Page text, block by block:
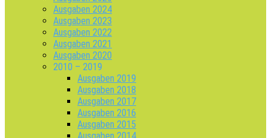
Ausgaben 2024
Ausgaben 2023
Ausgaben 2022
Ausgaben 2021
Ausgaben 2020
2010 – 2019
Ausgaben 2019
Ausgaben 2018
Ausgaben 2017
Ausgaben 2016
Ausgaben 2015